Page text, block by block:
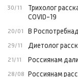
30/11
Трихолог
COVID-19
20/01 В
29/11 Диетолог
21/11 Россиянам
28/08 Россиянам